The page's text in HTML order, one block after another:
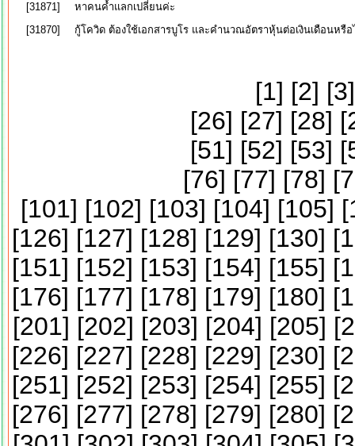
[31871]
หาคนค้ำแลกเปลี่ยนค่ะ
[31870]
กู้โควิด ต้องใช้เอกสารบูโร และคำนวณอัตราหุ้นต่อเงินเดือนหรื
[1] [2] [3
[26] [27] [28] [
[51] [52] [53] [
[76] [77] [78] [
[101] [102] [103] [104] [105] [
[126] [127] [128] [129] [130] [
[151] [152] [153] [154] [155] [
[176] [177] [178] [179] [180] [
[201] [202] [203] [204] [205] [
[226] [227] [228] [229] [230] [
[251] [252] [253] [254] [255] [
[276] [277] [278] [279] [280] [